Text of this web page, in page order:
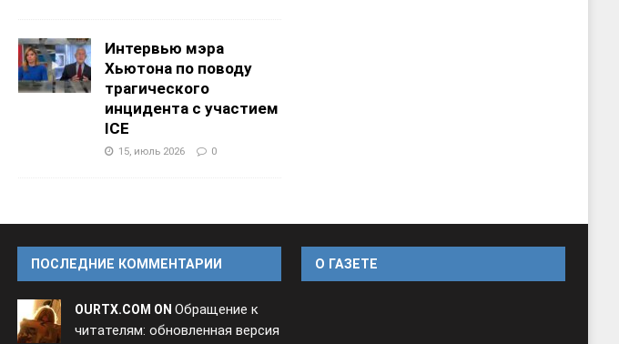
Интервью мэра
Хьютона по поводу
трагического
инцидента с участием
ICE
15, июль 2026 0
ПОСЛЕДНИЕ КОММЕНТАРИИ
OURTX.COM ONОбращение к
читателям: обновленная версия
O ГАЗЕТЕ